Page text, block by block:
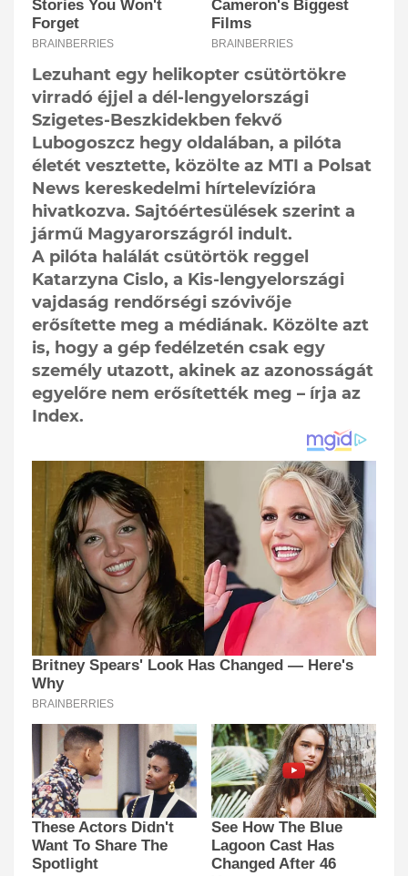
Lezuhant egy helikopter csütörtökre
virradó éjjel a dél-lengyelországi
Szigetes-Beszkidekben fekvő
Lubogoszcz hegy oldalában, a pilóta
életét vesztette, közölte az MTI a Polsat
News kereskedelmi hírtelevízióra
hivatkozva. Sajtóértesülések szerint a
jármű Magyarországról indult.
A pilóta halálát csütörtök reggel
Katarzyna Cislo, a Kis-lengyelországi
vajdaság rendőrségi szóvivője
erősítette meg a médiának. Közölte azt
is, hogy a gép fedélzetén csak egy
személy utazott, akinek az azonosságát
egyelőre nem erősítették meg – írja az
Index.